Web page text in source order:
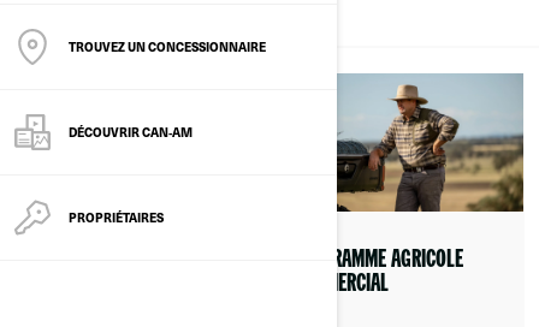
TROUVEZ UN CONCESSIONNAIRE
DÉCOUVRIR CAN‑AM
PROPRIÉTAIRES
PROGRAMME AGRICOLE
COMMERCIAL